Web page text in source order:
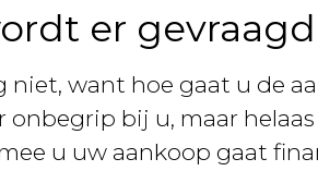
er
niet, want hoe gaat u de
onbegrip bij u, maar
u uw aankoop gaat